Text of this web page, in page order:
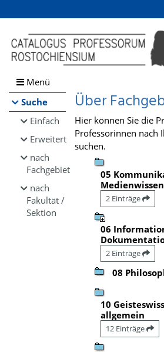
Browsen
direkt zum Inhalt
Menü
Suche
Einfach
Erweitert
nach
Fachgebiet
nach
Fakultät /
Sektion
Über
Hier können Sie die
Professorinnen nach
suchen.
05
2 Einträge
06
2 Einträge
08
10
allgemein
12 Einträge